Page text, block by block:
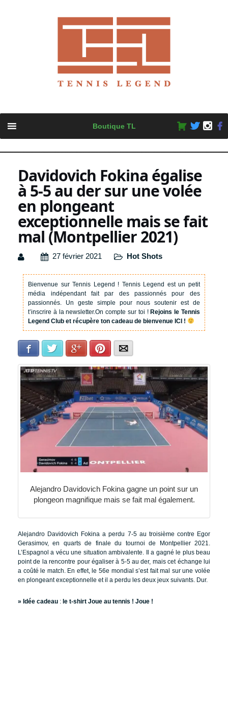
content
Boutique TL
Davidovich Fokina égalise
à 5-5 au der sur une volée
en plongeant
exceptionnelle mais se fait
mal (Montpellier 2021)
27 février 2021 Hot Shots
Bienvenue sur Tennis Legend ! Tennis Legend est un petit
média indépendant fait par des passionnés pour des
passionnés. Un geste simple pour nous soutenir est de
t’inscrire à la newsletter.On compte sur toi !Rejoins le Tennis
Legend Club et récupère ton cadeau de bienvenue ICI !
Facebook Twitter Google+Pinterest
Alejandro Davidovich Fokina gagne un point sur un
plongeon magnifique mais se fait mal également.
Alejandro Davidovich Fokina a perdu 7-5 au troisième contre Egor
Gerasimov, en quarts de finale du tournoi de Montpellier 2021.
L’Espagnol a vécu une situation ambivalente. Il a gagné le plus beau
point de la rencontre pour égaliser à 5-5 au der, mais cet échange lui
a coûté le match. En effet, le 56e mondial s’est fait mal sur une volée
en plongeant exceptionnelle et il a perdu les deux jeux suivants. Dur.
» Idée cadeau : le t-shirt Joue au tennis ! Joue !